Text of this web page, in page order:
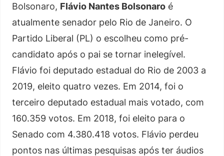
Bolsonaro, Flávio Nantes Bolsonaro é
atualmente senador pelo Rio de Janeiro. O
Partido Liberal (PL) o escolheu como pré-
candidato após o pai se tornar inelegível.
Flávio foi deputado estadual do Rio de 2003 a
2019, eleito quatro vezes. Em 2014, foi o
terceiro deputado estadual mais votado, com
160.359 votos. Em 2018, foi eleito para o
Senado com 4.380.418 votos. Flávio perdeu
pontos nas últimas pesquisas após ter áudios